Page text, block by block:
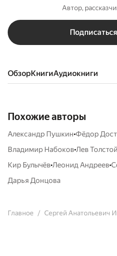
Автор,
Подписаться
Обзор книги аудиокниги
Похожие авторы
Александр Пушкин•Фёдор
Владимир Набоков•Лев Толстой
Кир Булычёв•Леонид Андреев•
Дарья Донцова
Главное Сергей Анатольевич